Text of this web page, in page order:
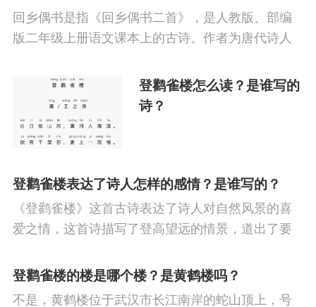
回乡偶书是指《回乡偶书二首》，是人教版、部编
版二年级上册语文课本上的古诗。作者为唐代诗人
登鹳雀楼怎么读？是谁写的
诗？
登鹳雀楼表达了诗人怎样的感情？是谁写的？
《登鹳雀楼》这首古诗表达了诗人对自然风景的喜
爱之情，这首诗描写了登高望远的情景，道出了要
胸襟和抱负，反映了盛唐时期人们昂扬向上的进取
登鹳雀楼的楼是哪个楼？是黄鹤楼吗？
不是，黄鹤楼位于武汉市长江南岸的蛇山顶上，号